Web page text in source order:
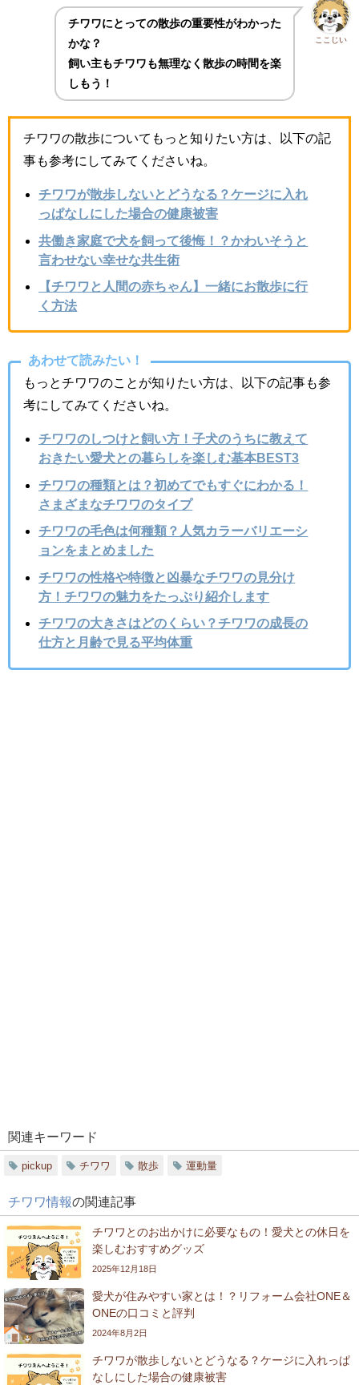
ここじい
チワワにとっての散歩の重要性がわかった
かな？
飼い主もチワワも無理なく散歩の時間を楽
しもう！
チワワの散歩についてもっと知りたい方は、以下の記
事も参考にしてみてくださいね。
チワワが散歩しないとどうなる？ケージに入れ
っぱなしにした場合の健康被害
共働き家庭で犬を飼って後悔！？かわいそうと
言わせない幸せな共生術
【チワワと人間の赤ちゃん】一緒にお散歩に行
く方法
あわせて読みたい！
もっとチワワのことが知りたい方は、以下の記事も参
考にしてみてくださいね。
チワワのしつけと飼い方！子犬のうちに教えて
おきたい愛犬との暮らしを楽しむ基本BEST3
チワワの種類とは？初めてでもすぐにわかる！
さまざまなチワワのタイプ
チワワの毛色は何種類？人気カラーバリエーシ
ョンをまとめました
チワワの性格や特徴と凶暴なチワワの見分け
方！チワワの魅力をたっぷり紹介します
チワワの大きさはどのくらい？チワワの成長の
仕方と月齢で見る平均体重
関連キーワード
pickup チワワ 散歩 運動量
チワワ情報の関連記事
チワワとのお出かけに必要なもの！愛犬との休日を
楽しむおすすめグッズ
2025年12月18日
愛犬が住みやすい家とは！？リフォーム会社ONE＆
ONEの口コミと評判
2024年8月2日
チワワが散歩しないとどうなる？ケージに入れっぱ
なしにした場合の健康被害